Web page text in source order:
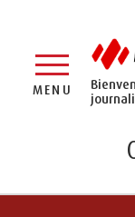
MENU